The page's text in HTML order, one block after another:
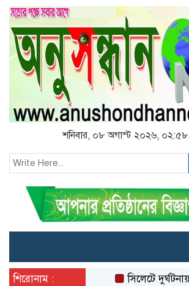
শনিবার, ০৮ অগাস্ট ২০২৬, ০২:৫৮
শিরোনাম :
সিলেটে দুর্ঘটনায়